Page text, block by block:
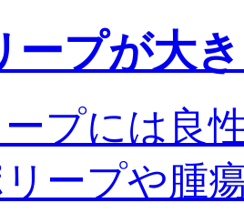
ープが大
プには良
ープや腫